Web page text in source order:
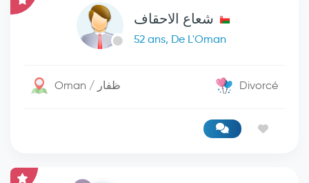
شعاع الاحقاف
52 ans, De L'Oman
Oman / ظفار Divorcé